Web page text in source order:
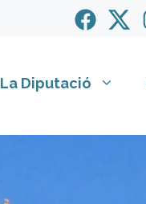
La Diputació